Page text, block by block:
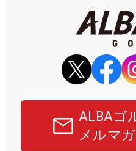
ALBAゴ
メルマ